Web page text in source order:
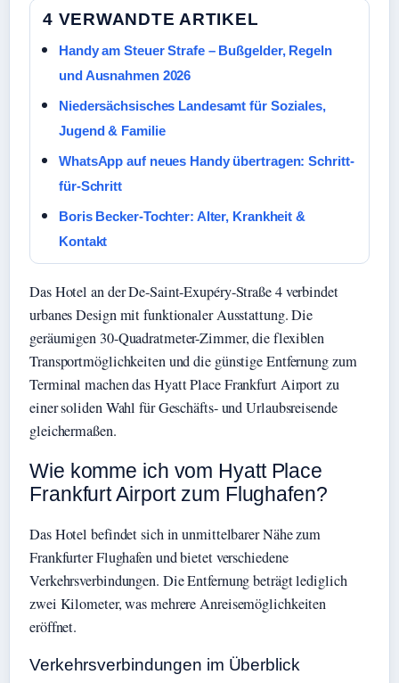
4 VERWANDTE ARTIKEL
Handy am Steuer Strafe – Bußgelder, Regeln
und Ausnahmen 2026
Niedersächsisches Landesamt für Soziales,
Jugend & Familie
WhatsApp auf neues Handy übertragen: Schritt-
für-Schritt
Boris Becker-Tochter: Alter, Krankheit &
Kontakt
Das Hotel an der De-Saint-Exupéry-Straße 4 verbindet
urbanes Design mit funktionaler Ausstattung. Die
geräumigen 30-Quadratmeter-Zimmer, die flexiblen
Transportmöglichkeiten und die günstige Entfernung zum
Terminal machen das Hyatt Place Frankfurt Airport zu
einer soliden Wahl für Geschäfts- und Urlaubsreisende
gleichermaßen.
Wie komme ich vom Hyatt Place
Frankfurt Airport zum Flughafen?
Das Hotel befindet sich in unmittelbarer Nähe zum
Frankfurter Flughafen und bietet verschiedene
Verkehrsverbindungen. Die Entfernung beträgt lediglich
zwei Kilometer, was mehrere Anreisemöglichkeiten
eröffnet.
Verkehrsverbindungen im Überblick